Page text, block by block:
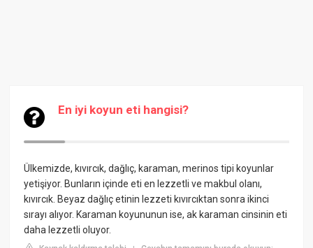
En iyi koyun eti hangisi?
Ülkemizde, kıvırcık, dağlıç, karaman, merinos tipi koyunlar
yetişiyor. Bunların içinde eti en lezzetli ve makbul olanı,
kıvırcık. Beyaz dağlıç etinin lezzeti kıvırcıktan sonra ikinci
sırayı alıyor. Karaman koyununun ise, ak karaman cinsinin eti
daha lezzetli oluyor.